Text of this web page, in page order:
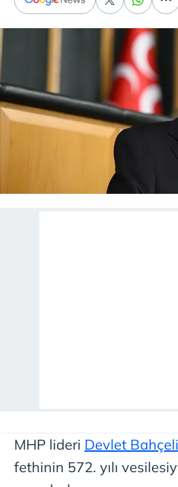
MHP lideri Devlet Bahçeli
fethinin 572. yılı